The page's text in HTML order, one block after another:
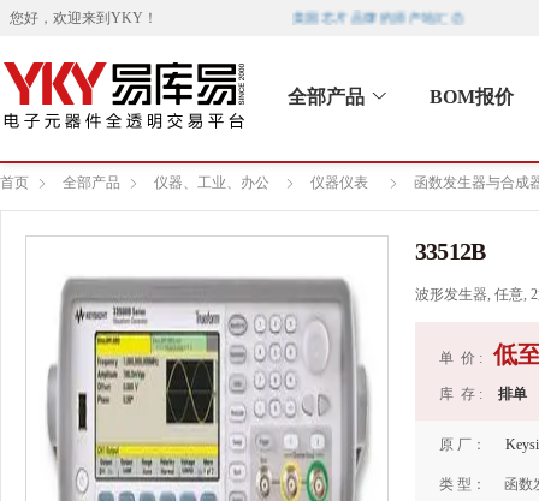
您好，欢迎来到 YKY ！ 美国芯片品牌的原产地汇总
全部产品 BOM报价
首页 全部产品 仪器、工业、办公 仪器仪表 函数发生器与合成
33512B
波形发生器, 任意,
单 价 : 低
库 存 : 排单
原 厂：
类 型： 函数